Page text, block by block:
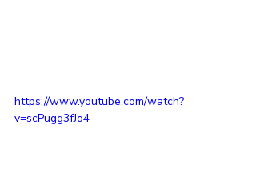
https://www.youtube.com/watch?
v=scPugg3fJo4